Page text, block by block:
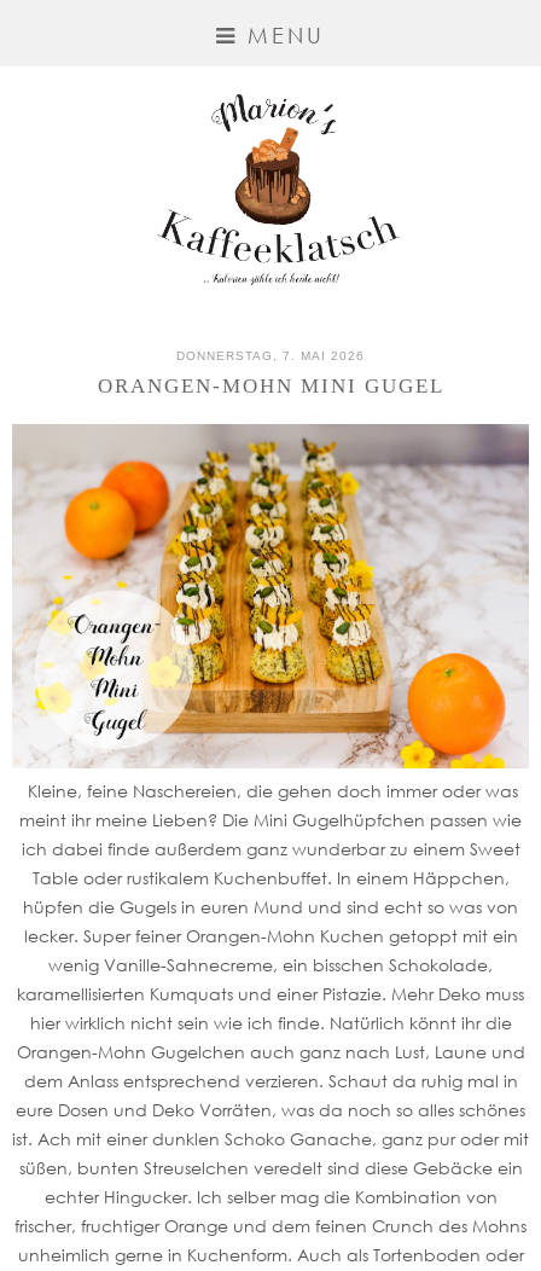
MENU
DONNERSTAG, 7. MAI 2026
ORANGEN-MOHN MINI GUGEL
Kleine, feine Naschereien, die gehen doch immer oder was
meint ihr meine Lieben? Die Mini Gugelhüpfchen passen wie
ich dabei finde außerdem ganz wunderbar zu einem Sweet
Table oder rustikalem Kuchenbuffet. In einem Häppchen,
hüpfen die Gugels in euren Mund und sind echt so was von
lecker. Super feiner Orangen-Mohn Kuchen getoppt mit ein
wenig Vanille-Sahnecreme, ein bisschen Schokolade,
karamellisierten Kumquats und einer Pistazie. Mehr Deko muss
hier wirklich nicht sein wie ich finde. Natürlich könnt ihr die
Orangen-Mohn Gugelchen auch ganz nach Lust, Laune und
dem Anlass entsprechend verzieren. Schaut da ruhig mal in
eure Dosen und Deko Vorräten, was da noch so alles schönes
ist. Ach mit einer dunklen Schoko Ganache, ganz pur oder mit
süßen, bunten Streuselchen veredelt sind diese Gebäcke ein
echter Hingucker. Ich selber mag die Kombination von
frischer, fruchtiger Orange und dem feinen Crunch des Mohns
unheimlich gerne in Kuchenform. Auch als Tortenboden oder